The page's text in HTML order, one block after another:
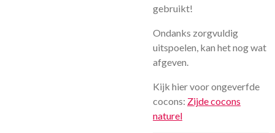
gebruikt!
Ondanks zorgvuldig
uitspoelen, kan het nog wat
afgeven.
Kijk hier voor ongeverfde
cocons: Zijde cocons
naturel